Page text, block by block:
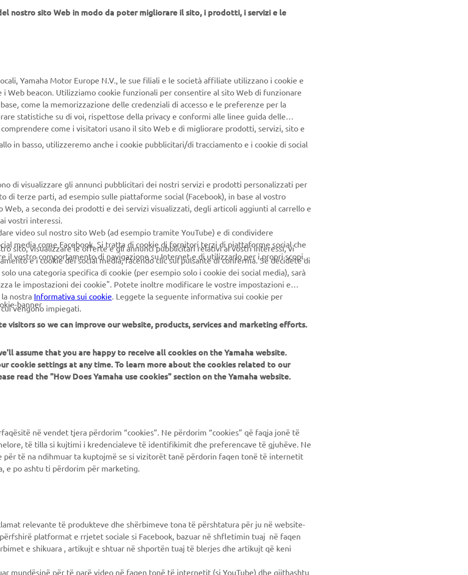
Occelli (Veteran).
si è poi concluso con le premiazioni ufficiali alle quali erano presenti i
vertici di Yamaha Italia; a consegnare le targhe finali del Challenge il
Racing Offroad Luca Lussana, il Racing Manager Fabio Albertoni, il
Under23/Senior
Under23/Senior
Major
Major
RISULTATI DI GARA qui
Yamaha Music
Yamaha Racing
Differenziata prodotti
Yamaha
Supporto clienti
Catalogo dei ricambi
esauste
nuove uscite e molto altro
nostro sito Web in modo da poter migliorare il sito, i prodotti, i servizi e le
Yamaha Motor Europe N.V., le sue filiali e le società affiliate utilizzano i cookie e
Web beacon. Utilizziamo cookie funzionali per consentire al sito Web di funzionare
come la memorizzazione delle credenziali di accesso e le preferenze per la
statistiche su di voi, rispettose della privacy e conformi alle linee guida delle
come i visitatori usano il sito Web e di migliorare prodotti, servizi, sito e
in basso, utilizzeremo anche i cookie pubblicitari/di tracciamento e i cookie di social
di visualizzare gli annunci pubblicitari dei nostri servizi e prodotti personalizzati per
di terze parti, ad esempio sulle piattaforme social (Facebook), in base al vostro
a seconda dei prodotti e dei servizi visualizzati, degli articoli aggiunti al carrello e
vostri interessi.
video sul nostro sito Web (ad esempio tramite YouTube) e di condividere
media come Facebook. Si tratta di cookie di fornitori terzi di piattaforme social che
il vostro comportamento di navigazione su Internet e di utilizzarlo per i propri scopi.
sito, visualizzare le offerte e gli annunci pubblicitari relativi ai vostri interessi, vi
e i cookie dei social media, facendo clic sul pulsante di conferma. Se decidete di
una categoria specifica di cookie (per esempio solo i cookie dei social media), sarà
le impostazioni dei cookie". Potete inoltre modificare le vostre impostazioni e
nostra Informativa sui cookie. Leggete la seguente informativa sui cookie per
vengono impiegati.
banner
visitors so we can improve our website, products, services and marketing efforts.
assume that you are happy to receive all cookies on the Yamaha website.
cookie settings at any time. To learn more about the cookies related to our
read the "How Does Yamaha use cookies" section on the Yamaha website.
në vendet tjera përdorim “cookies”. Ne përdorim “cookies” që faqja jonë të
të tilla si kujtimi i kredencialeve të identifikimit dhe preferencave të gjuhëve. Ne
për të na ndihmuar ta kuptojmë se si vizitorët tanë përdorin faqen tonë të internetit
e po ashtu ti përdorim për marketing.
relevante të produkteve dhe shërbimeve tona të përshtatura për ju në website-
platformat e rrjetet sociale si Facebook, bazuar në shfletimin tuaj në faqen
e shikuara , artikujt e shtuar në shportën tuaj të blerjes dhe artikujt që keni
mundësinë për të parë video në faqen tonë të internetit (si YouTube) dhe gjithashtu